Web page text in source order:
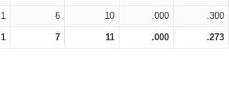
1 6 10 .000 .300
1 7 11 .000 .273